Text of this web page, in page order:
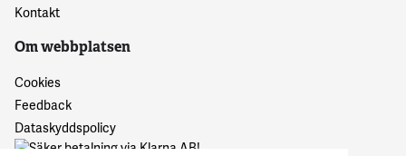
Kontakt
Om webbplatsen
Cookies
Feedback
Dataskyddspolicy